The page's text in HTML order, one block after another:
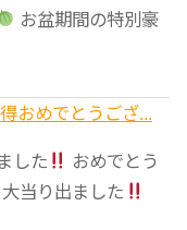
お盆期間の特別豪
おめでとうござ...
した
おめでとう
当り出ました